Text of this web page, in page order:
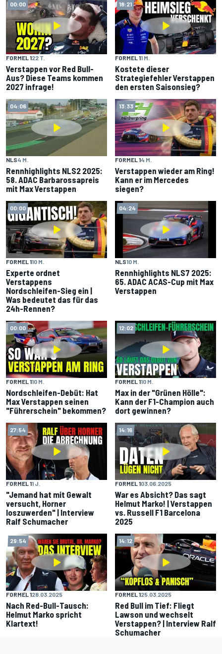
00:00
FORMEL 122 T.
Verstappen vor Red Bull-
Aus? Diese Teams kommen
2027 infrage!
18:21
FORMEL 11 M.
Kostete dieser
Strategiefehler Verstappen
den ersten Saisonsieg?
04:06
NLS4 M.
Rennhighlights NLS2 2025:
58. ADAC Barbarossapreis
mit Max Verstappen
13:33
FORMEL 14 M.
Verstappen wieder am Ring!
Kann er im Mercedes
siegen?
00:00
FORMEL 110 M.
Experte ordnet
Verstappens
Nordschleifen-Sieg ein |
Was bedeutet das für das
24h-Rennen?
04:24
NLS10 M.
Rennhighlights NLS7 2025:
65. ADAC ACAS-Cup mit Max
Verstappen
00:00
FORMEL 110 M.
Nordschleifen-Debüt: Hat
Max Verstappen seinen
"Führerschein" bekommen?
12:02
FORMEL 110 M.
Max in der "Grünen Hölle":
Kann der F1-Champion auch
dort gewinnen?
27:54
FORMEL 11 J.
"Jemand hat mit Gewalt
versucht, Horner
loszuwerden" | Interview
Ralf Schumacher
14:16
FORMEL 103.06.2025
War es Absicht? Das sagt
Helmut Marko! | Verstappen
vs. Russell F1 Barcelona
2025
29:54
FORMEL 128.03.2025
Nach Red-Bull-Tausch:
Helmut Marko spricht
Klartext!
14:12
FORMEL 125.03.2025
Red Bull im Tief: Fliegt
Lawson und wechselt
Verstappen? | Interview Ralf
Schumacher